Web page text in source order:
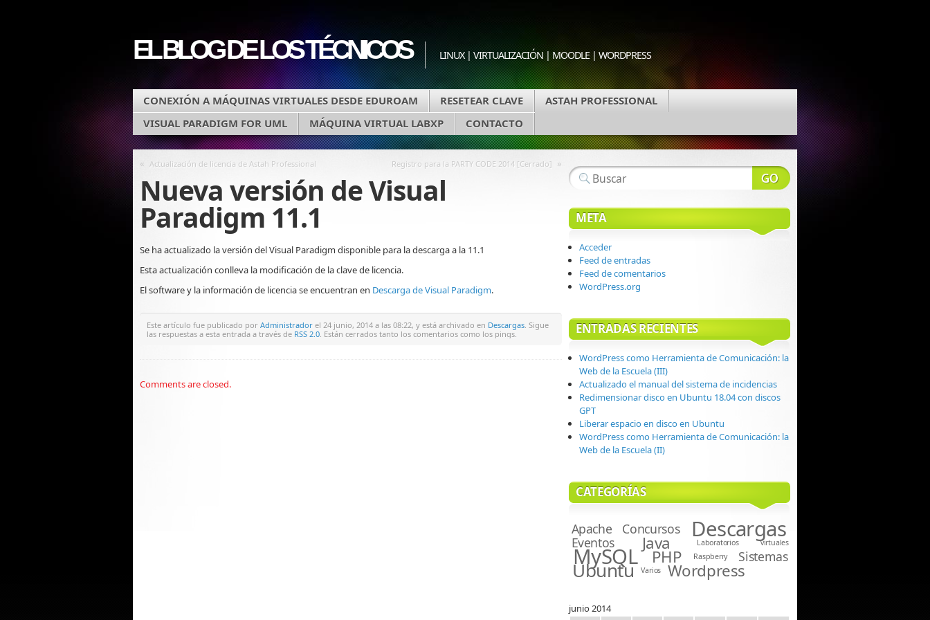
EL BLOG DE LOS TÉCNICOS LINUX | VIRTUALIZACIÓN | MOODLE | WORDPRESS
CONEXIÓN A MÁQUINAS VIRTUALES DESDE EDUROAM RESETEAR CLAVE
ASTAH PROFESSIONAL
VISUAL PARADIGM FOR UML
MÁQUINA VIRTUAL LABXP CONTACTO
« Actualización de licencia de Astah Professional Registro para la PARTY CODE 2014 [Cerrado] »
Nueva versión de Visual
Paradigm 11.1
Se ha actualizado la versión del Visual Paradigm disponible para la descarga a la 11.1
Esta actualización conlleva la modificación de la clave de licencia.
El software y la información de licencia se encuentran en Descarga de Visual Paradigm.
Este artículo fue publicado por Administrador el 24 junio, 2014 a las 08:22, y está archivado en Descargas . Sigue
las respuestas a esta entrada a través de RSS 2.0 . Están cerrados tanto los comentarios como los pings.
Comments are closed.
META
Acceder
Feed de entradas
Feed de comentarios
WordPress.org
ENTRADAS RECIENTES
WordPress como Herramienta de Comunicación: la
Web de la Escuela (III)
Actualizado el manual del sistema de incidencias
Redimensionar disco en Ubuntu 18.04 con discos
GPT
Liberar espacio en disco en Ubuntu
WordPress como Herramienta de Comunicación: la
Web de la Escuela (II)
CATEGORÍAS
Apache Concursos Descargas
Eventos Java Laboratorios virtuales
MySQL PHP Raspberry Sistemas
Ubuntu Varios Wordpress
junio 2014